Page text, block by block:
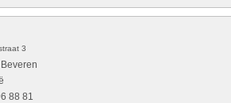
3
88 81